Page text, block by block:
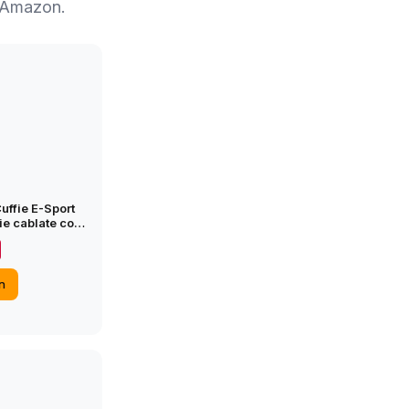
E-Sport
cablate con
del rumore
Verde